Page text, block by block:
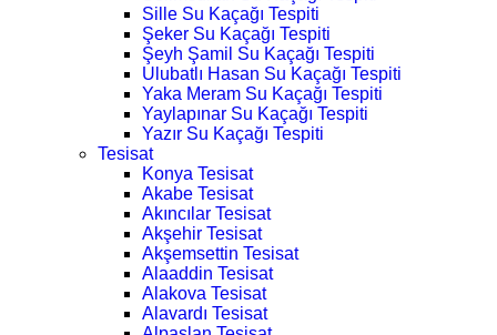
Sille Su Kaçağı Tespiti
Şeker Su Kaçağı Tespiti
Şeyh Şamil Su Kaçağı Tespiti
Ulubatlı Hasan Su Kaçağı Tespiti
Yaka Meram Su Kaçağı Tespiti
Yaylapınar Su Kaçağı Tespiti
Yazır Su Kaçağı Tespiti
Tesisat
Konya Tesisat
Akabe Tesisat
Akıncılar Tesisat
Akşehir Tesisat
Akşemsettin Tesisat
Alaaddin Tesisat
Alakova Tesisat
Alavardı Tesisat